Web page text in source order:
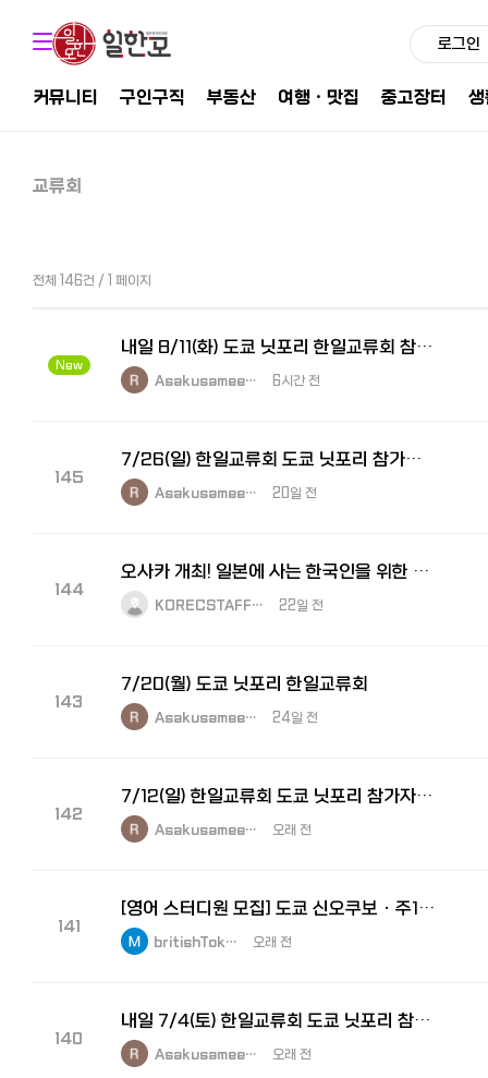
로그인
커뮤니티 구인구직 부동산 여행ㆍ맛집 중고장터
교류회
전체 146건 / 1 페이지
New
내일 8/11(화) 도쿄 닛포리 한일교류회 참가자 모집
Asakusamee… 6시간 전
145
7/26(일) 한일교류회 도쿄 닛포리 참가자를 모집합니다.
Asakusamee… 20일 전
144
오사카 개최! 일본에 사는 한국인을 위한 교류회 【와쿠와쿠모임】 7월 25일(토) - 한국인 교류회
KORECSTAFF… 22일 전
143
7/20(월) 도쿄 닛포리 한일교류회
Asakusamee… 24일 전
142
7/12(일) 한일교류회 도쿄 닛포리 참가자를 모집합니다.
Asakusamee… 오래 전
141
[영어 스터디원 모집] 도쿄 신오쿠보 · 주1회 · "이번엔 진짜 끝까지 가보실 분"
britishTok… 오래 전
140
내일 7/4(토) 한일교류회 도쿄 닛포리 참가자를 모집합니다.
Asakusamee… 오래 전